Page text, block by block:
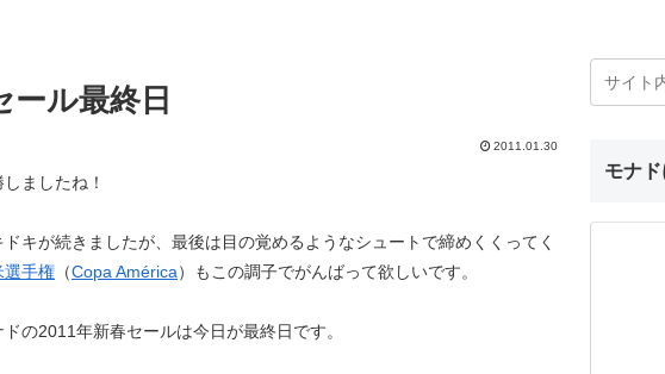
ール最終日
2011.01.30
ましたね！
キが続きましたが、最後は目の覚めるようなシュートで締めくくってく
選手権 （Copa América）もこの調子でがんばって欲しいです。
の2011年新春セールは今日が最終日です。
モナ